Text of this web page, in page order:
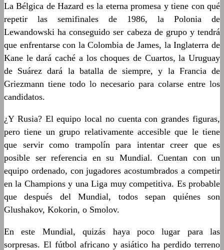
La Bélgica de Hazard es la eterna promesa y tiene con qué
repetir las semifinales de 1986, la Polonia de
Lewandowski ha conseguido ser cabeza de grupo y tendrá
que enfrentarse con la Colombia de James, la Inglaterra de
Kane le dará caché a los choques de Cuartos, la Uruguay
de Suárez dará la batalla de siempre, y la Francia de
Griezmann tiene todo lo necesario para colarse entre los
candidatos.
¿Y Rusia? El equipo local no cuenta con grandes figuras,
pero tiene un grupo relativamente accesible que le tiene
que servir como trampolín para intentar creer que es
posible ser referencia en su Mundial. Cuentan con un
equipo ordenado, con jugadores acostumbrados a competir
en la Champions y una Liga muy competitiva. Es probable
que después del Mundial, todos sepan quiénes son
Glushakov, Kokorin, o Smolov.
En este Mundial, quizás haya poco lugar para las
sorpresas. El fútbol africano y asiático ha perdido terreno